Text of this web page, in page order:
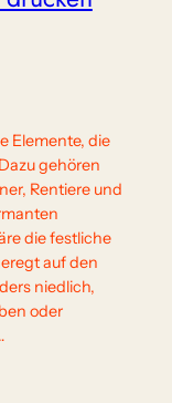
Elemente, die
gehören
Rentiere und
die festliche
auf den
niedlich,
oder